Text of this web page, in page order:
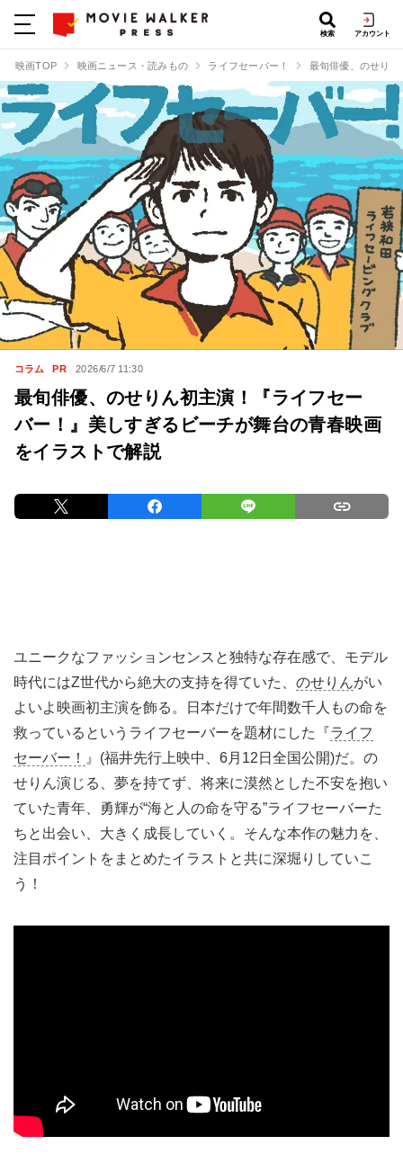
検索 アカウント
映画TOP 映画ニュース・読みもの ライフセーバー！ 最旬俳優、のせり
コラム PR 2026/6/7 11:30
最旬俳優、のせりん初主演！『ライフセー
バー！』美しすぎるビーチが舞台の青春映画
をイラストで解説
ユニークなファッションセンスと独特な存在感で、モデル
時代にはZ世代から絶大の支持を得ていた、 のせりんがい
よいよ映画初主演を飾る。日本だけで年間数千人もの命を
救っているというライフセーバーを題材にした『ライフ
セーバー！
』(福井先行上映中、6月12日全国公開)だ。の
せりん演じる、夢を持てず、将来に漠然とした不安を抱い
ていた青年、勇輝が“海と人の命を守る”ライフセーバーた
ちと出会い、大きく成長していく。そんな本作の魅力を、
注目ポイントをまとめたイラストと共に深堀りしていこ
う！